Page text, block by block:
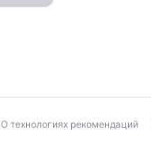
О технологиях рекомендаций